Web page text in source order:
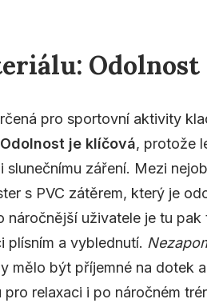
Odolnost
pro sportovní aktivity
Odolnost je klíčová, protože
slunečnímu záření. Mezi
s PVC zátěrem, který je
náročnější uživatele je tu
plísním a vyblednutí.
mělo být příjemné na dotek
relaxaci i po náročném